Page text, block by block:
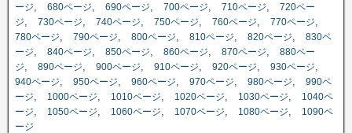
ージ, 680ページ, 690ページ, 700ページ, 710ページ, 720ペー
ジ, 730ページ, 740ページ, 750ページ, 760ページ, 770ページ,
780ページ, 790ページ, 800ページ, 810ページ, 820ページ, 830ペ
ージ, 840ページ, 850ページ, 860ページ, 870ページ, 880ペー
ジ, 890ページ, 900ページ, 910ページ, 920ページ, 930ページ,
940ページ, 950ページ, 960ページ, 970ページ, 980ページ, 990ペ
ージ, 1000ページ, 1010ページ, 1020ページ, 1030ページ,
1040ペ
ージ, 1050ページ, 1060ページ, 1070ページ, 1080ページ,
1090ペ
ージ